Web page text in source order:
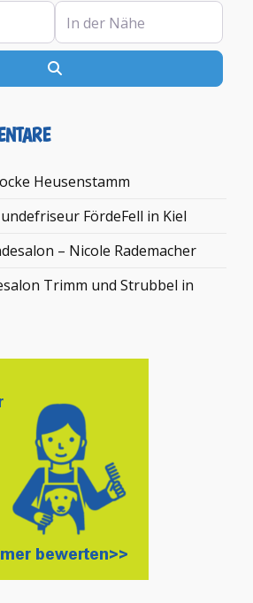
In der Nähe
Heusenstamm
FördeFell in Kiel
– Nicole Rademacher
Trimm und Strubbel in